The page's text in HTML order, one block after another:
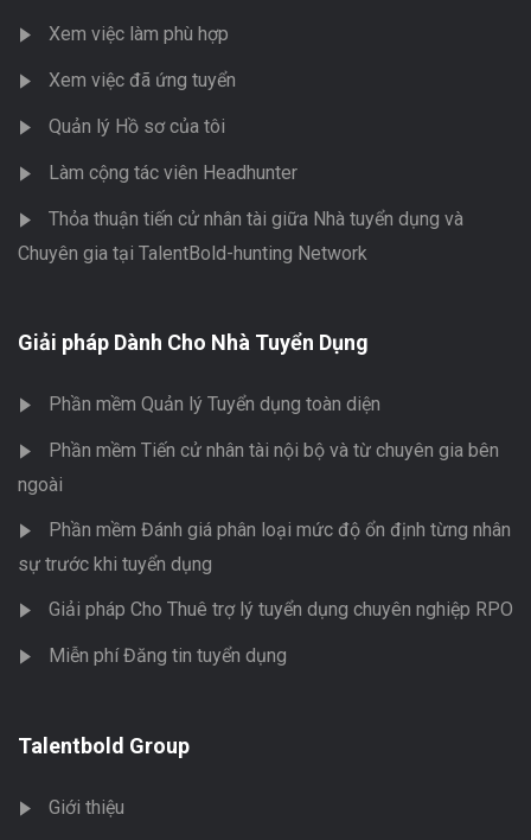
Xem việc làm phù hợp
Xem việc đã ứng tuyển
Quản lý Hồ sơ của tôi
Làm cộng tác viên Headhunter
Thỏa thuận tiến cử nhân tài giữa Nhà tuyển dụng và
Chuyên gia tại TalentBold-hunting Network
Giải pháp Dành Cho Nhà Tuyển Dụng
Phần mềm Quản lý Tuyển dụng toàn diện
Phần mềm Tiến cử nhân tài nội bộ và từ chuyên gia bên
ngoài
Phần mềm Đánh giá phân loại mức độ ổn định từng nhân
sự trước khi tuyển dụng
Giải pháp Cho Thuê trợ lý tuyển dụng chuyên nghiệp RPO
Miễn phí Đăng tin tuyển dụng
Talentbold Group
Giới thiệu